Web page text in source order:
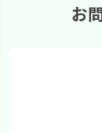
お